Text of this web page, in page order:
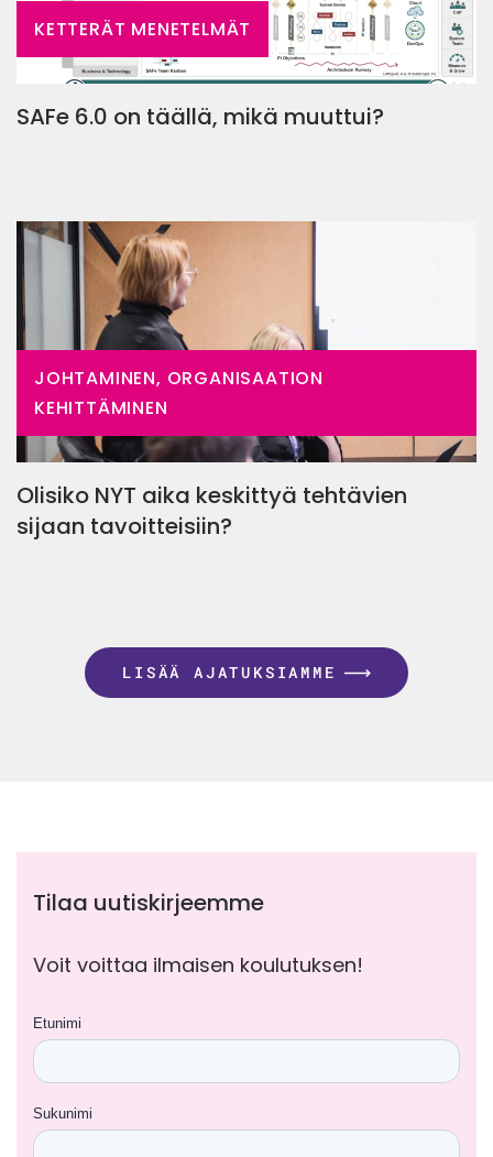
KETTERÄT MENETELMÄT
SAFe 6.0 on täällä, mikä muuttui?
JOHTAMINEN, ORGANISAATION
KEHITTÄMINEN
Olisiko NYT aika keskittyä tehtävien
sijaan tavoitteisiin?
LISÄÄ AJATUKSIAMME
Tilaa uutiskirjeemme
Voit voittaa ilmaisen koulutuksen!